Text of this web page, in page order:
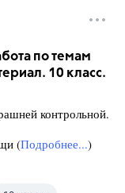
по темам
10 класс.
контрольной.
(Подробнее...)